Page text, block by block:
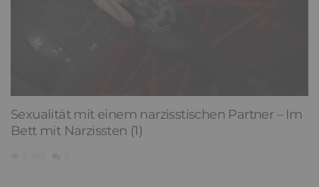
Sexualität mit einem narzisstischen Partner – Im
Bett mit Narzissten (1)